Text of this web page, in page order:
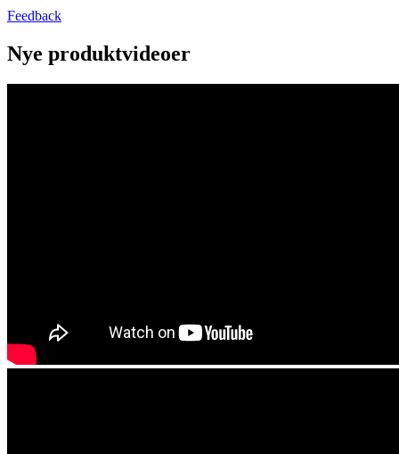
Feedback
Nye produktvideoer